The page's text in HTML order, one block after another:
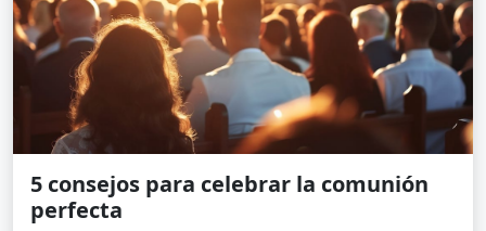
5 consejos para celebrar la comunión
perfecta